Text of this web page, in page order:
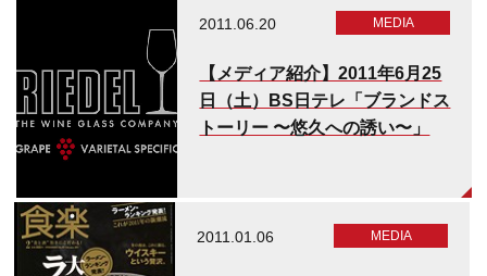
2011.06.20 MEDIA​
【メディア紹介】2011年6月25
日（土）BS日テレ「ブランドス
トーリー 〜悠久への誘い〜」
2011.01.06 MEDIA​